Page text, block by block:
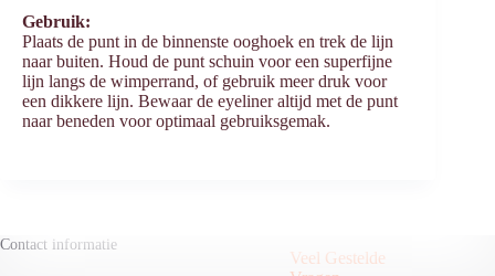
Gebruik:
Plaats de punt in de binnenste ooghoek en trek de lijn
naar buiten. Houd de punt schuin voor een superfijne
lijn langs de wimperrand, of gebruik meer druk voor
een dikkere lijn. Bewaar de eyeliner altijd met de punt
naar beneden voor optimaal gebruiksgemak.
Contact informatie
Veel Gestelde